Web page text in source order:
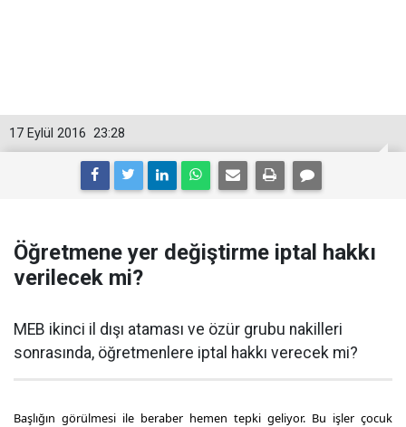
23:28
17 Eylül 2016
Öğretmene yer değiştirme iptal hakkı
verilecek mi?
MEB ikinci il dışı ataması ve özür grubu nakilleri
sonrasında, öğretmenlere iptal hakkı verecek mi?
Başlığın görülmesi ile beraber hemen tepki geliyor. Bu işler çocuk